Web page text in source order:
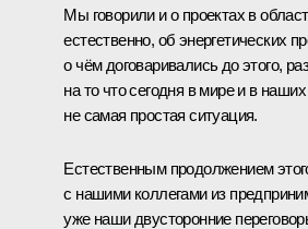
Мы говорили и о проектах в
естественно, об энергетических
о чём договаривались до этого,
на то что сегодня в мире и в
не самая простая ситуация.
Естественным продолжением
с нашими коллегами из
уже наши двусторонние